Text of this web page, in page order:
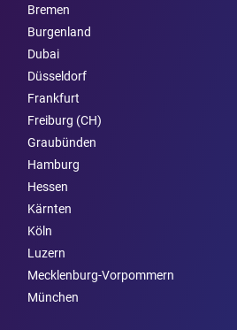
Bremen
Burgen­land
Dubai
Düsseldorf
Frankfurt
Freiburg (CH)
Graubünden
Hamburg
Hessen
Kärnten
Köln
Luzern
Mecklenburg-Vorpommern
München